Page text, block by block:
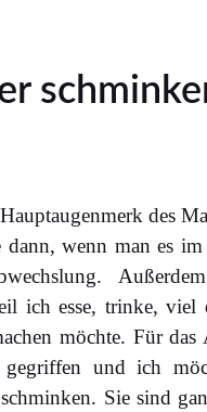
des
wenn man es
ich esse, trinke, viel
möchte. Für das
und ich
Sie sind